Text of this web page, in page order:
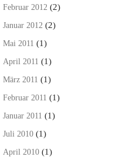
Februar 2012 (2)
Januar 2012 (2)
Mai 2011 (1)
April 2011 (1)
März 2011 (1)
Februar 2011 (1)
Januar 2011 (1)
Juli 2010 (1)
April 2010 (1)